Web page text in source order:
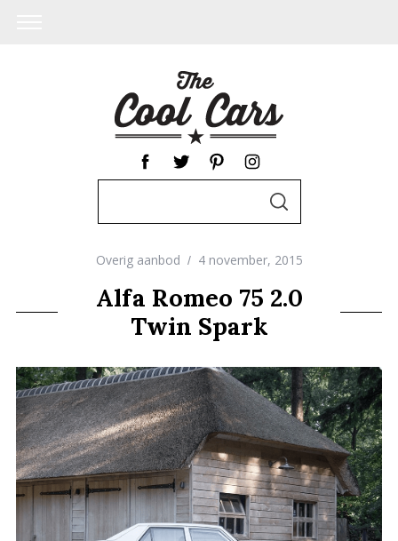
r
c
o
r
:
S
E
C
H
Overig aanbod 4 november, 2015
Alfa Romeo 75 2.0
Twin Spark